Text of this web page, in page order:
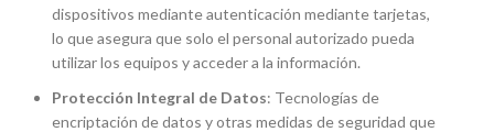
dispositivos mediante autenticación mediante tarjetas,
lo que asegura que solo el personal autorizado pueda
utilizar los equipos y acceder a la información.
Protección Integral de Datos: Tecnologías de
encriptación de datos y otras medidas de seguridad que